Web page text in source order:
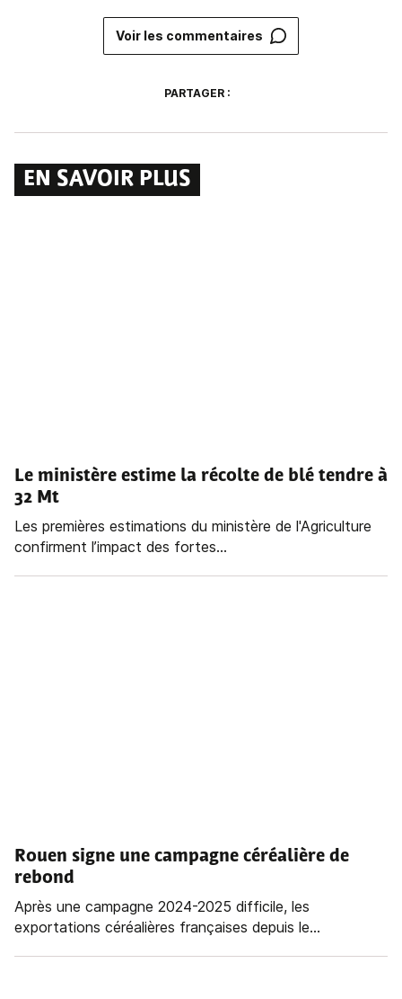
Voir les commentaires
PARTAGER :
EN SAVOIR PLUS
Le ministère estime la récolte de blé tendre à
32 Mt
Les premières estimations du ministère de l'Agriculture
confirment l’impact des fortes...
Rouen signe une campagne céréalière de
rebond
Après une campagne 2024-2025 difficile, les
exportations céréalières françaises depuis le...